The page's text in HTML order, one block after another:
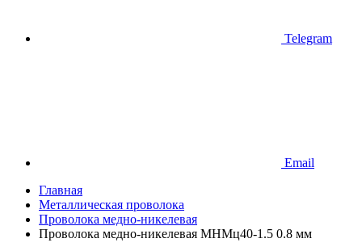
Telegram
Email
Главная
Металлическая проволока
Проволока медно-никелевая
Проволока медно-никелевая МНМц40-1.5 0.8 мм